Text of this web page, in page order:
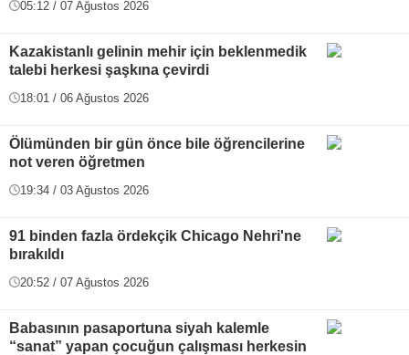
05:12 / 07 Ağustos 2026
Kazakistanlı gelinin mehir için beklenmedik
talebi herkesi şaşkına çevirdi
18:01 / 06 Ağustos 2026
Ölümünden bir gün önce bile öğrencilerine
not veren öğretmen
19:34 / 03 Ağustos 2026
91 binden fazla ördekçik Chicago Nehri'ne
bırakıldı
20:52 / 07 Ağustos 2026
Babasının pasaportuna siyah kalemle
“sanat” yapan çocuğun çalışması herkesin